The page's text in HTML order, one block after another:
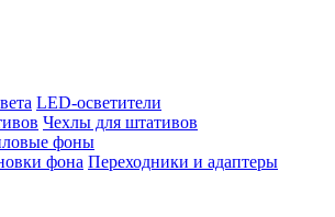
LED-осветители
Чехлы для штативов
фоны
фона Переходники и адаптеры